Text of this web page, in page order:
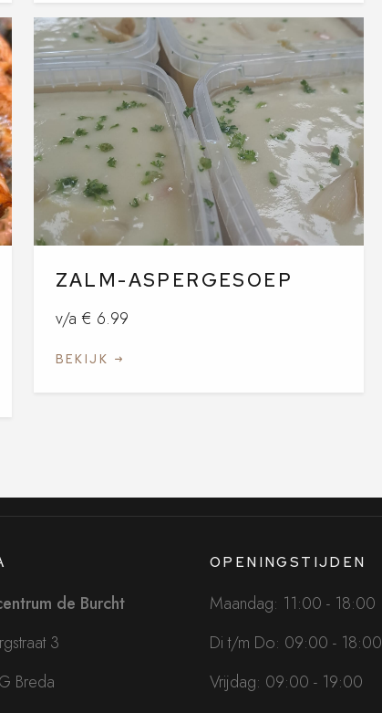
ZALM-ASPERGESOEP
v/a € 6.99
BEKIJK
de Burcht
3
Breda
OPENINGSTIJDEN
Maandag: 11:00 - 18:00
Di t/m Do: 09:00 - 18:00
Vrijdag: 09:00 - 19:00